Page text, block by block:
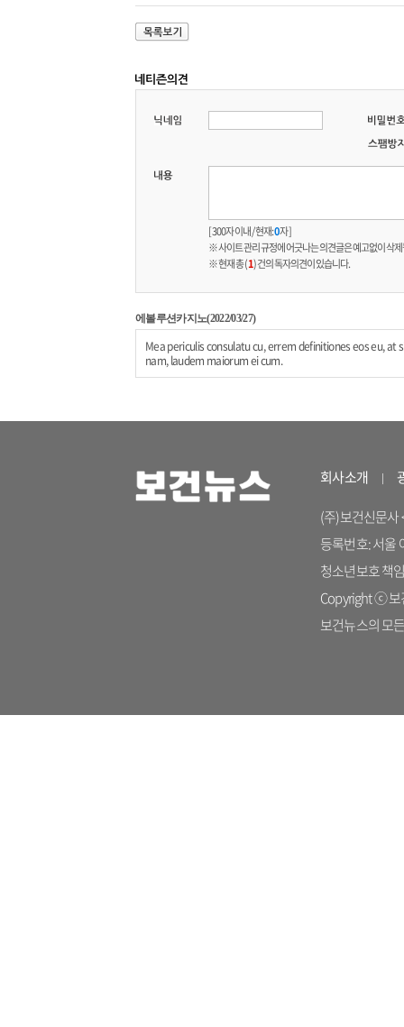
[ 300자 이내 / 현재:0자 ]
※ 사이트 관리 규정에 어긋나는 의견글은 예고없이 삭
※ 현재 총 (1) 건의 독자의견이 있습니다.
에볼루션카지노(2022/03/27)
Mea periculis consulatu cu, errem definitiones eos eu,
nam, laudem maiorum ei cum.
회사소개
(주)보건신문사
등록번호: 서울
청소년보호 책
Copyright ⓒ 보
보건뉴스의 모